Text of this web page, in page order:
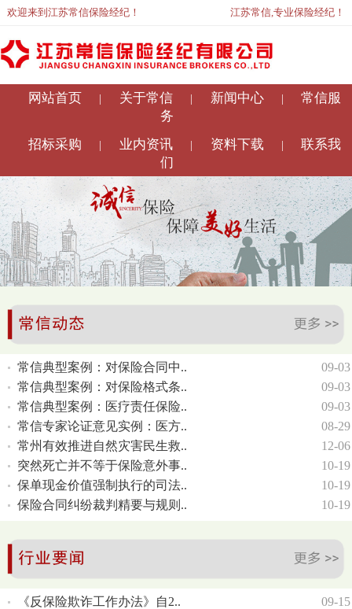
欢迎来到江苏常信保险经纪！ 江苏常信,专业保险经纪！
网站首页 关于常信 新闻中心
常信服
务
招标采购
| 业内资讯 | 资料下载 |
联系我
们
常信典型案例：对保险合同中..
09-03
常信典型案例：对保险格式条..
09-03
常信典型案例：医疗责任保险..
09-03
常信专家论证意见实例：医方..
08-29
常州有效推进自然灾害民生救..
12-06
突然死亡并不等于保险意外事..
10-19
保单现金价值强制执行的司法..
10-19
保险合同纠纷裁判精要与规则..
10-19
《反保险欺诈工作办法》自2..
09-15